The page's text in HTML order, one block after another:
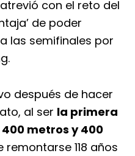
con el reto del
de poder
las semifinales por
después de hacer
al ser la primera
metros y 400
remontarse 118 años